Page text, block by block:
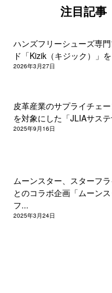
注目記事
ハンズフリーシューズ専
ド「Kizik（キジック）」
2026年3月27日
皮革産業のサプライチェ
を対象にした「JLIAサス
2025年9月16日
ムーンスター、スターフ
とのコラボ企画「ムーン
フ...
2025年3月24日